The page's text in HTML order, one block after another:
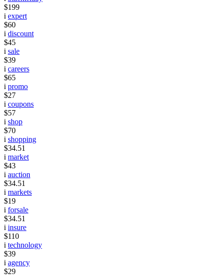
$199
i expert
$60
i discount
$45
i sale
$39
i careers
$65
i promo
$27
i coupons
$57
i shop
$70
i shopping
$34.51
i market
$43
i auction
$34.51
i markets
$19
i forsale
$34.51
i insure
$110
i technology
$39
i agency
$29